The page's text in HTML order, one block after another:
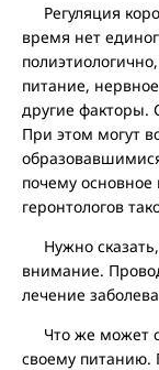
Регуляция
время нет
питание,
другие факторы.
При этом могут
почему
геронтологов
Нужно сказать,
внимание.
лечение
Что же может
своему питанию.